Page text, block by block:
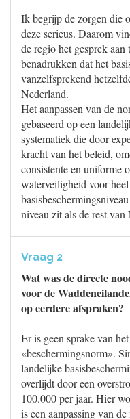
Ik begrijp de zorgen die
deze serieus. Daarom
de regio het gesprek
benadrukken dat het
vanzelfsprekend
Nederland.
Het aanpassen van de
gebaseerd op een
systematiek die door
kracht van het beleid,
consistente en uniforme
waterveiligheid voor
niveau zit als de rest van
Vraag 2
Wat was de directe
voor de
op eerdere afspraken?
Er is geen sprake van
«beschermingsnorm».
landelijke
overlijdt door een
100.000 per jaar. Hier
is een aanpassing van